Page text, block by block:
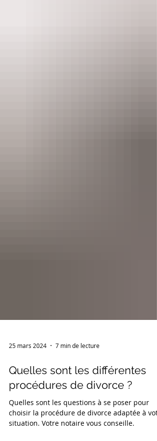
25 mars 2024 7 min de lecture
Quelles sont les différentes
procédures de divorce ?